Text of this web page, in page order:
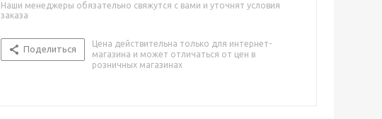
Наши менеджеры обязательно свяжутся с вами и уточнят условия
заказа
Поделиться
Цена действительна только для интернет-
магазина и может отличаться от цен в
розничных магазинах